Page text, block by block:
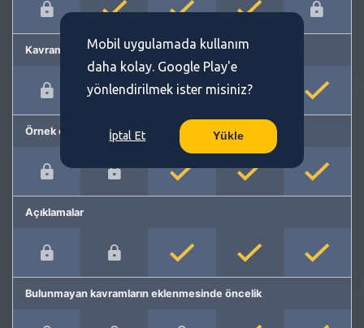
Kavram önerme
Örnek cümleler
Açıklamalar
Bulunmayan kavramların eklenmesinde öncelik
Mobil uygulamada kullanım
daha kolay. Google Play'e
yönlendirilmek ister misiniz?
İptal Et Yükle